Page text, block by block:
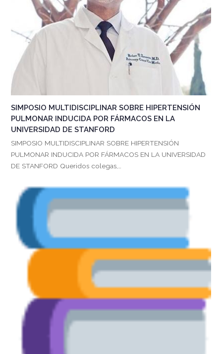
SIMPOSIO MULTIDISCIPLINAR SOBRE HIPERTENSIÓN
PULMONAR INDUCIDA POR FÁRMACOS EN LA
UNIVERSIDAD DE STANFORD
SIMPOSIO MULTIDISCIPLINAR SOBRE HIPERTENSIÓN
PULMONAR INDUCIDA POR FÁRMACOS EN LA UNIVERSIDAD
DE STANFORD Queridos colegas,…